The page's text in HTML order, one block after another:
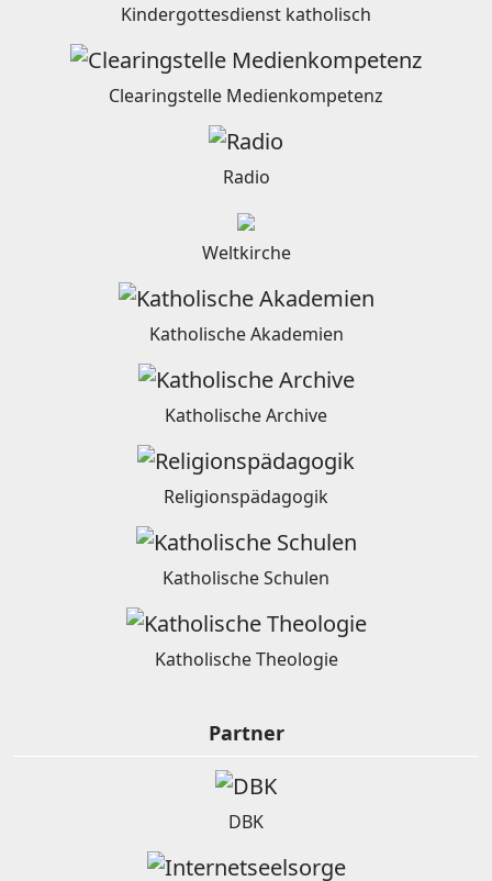
Kindergottesdienst katholisch
Clearingstelle Medienkompetenz
Radio
Weltkirche
Katholische Akademien
Katholische Archive
Religionspädagogik
Katholische Schulen
Katholische Theologie
Partner
DBK